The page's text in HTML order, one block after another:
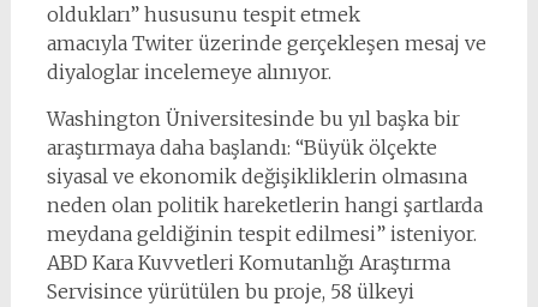
oldukları” hususunu tespit etmek
amacıyla Twiter üzerinde gerçekleşen mesaj ve
diyaloglar incelemeye alınıyor.
Washington Üniversitesinde bu yıl başka bir
araştırmaya daha başlandı: “Büyük ölçekte
siyasal ve ekonomik değişikliklerin olmasına
neden olan politik hareketlerin hangi şartlarda
meydana geldiğinin tespit edilmesi” isteniyor.
ABD Kara Kuvvetleri Komutanlığı Araştırma
Servisince yürütülen bu proje, 58 ülkeyi